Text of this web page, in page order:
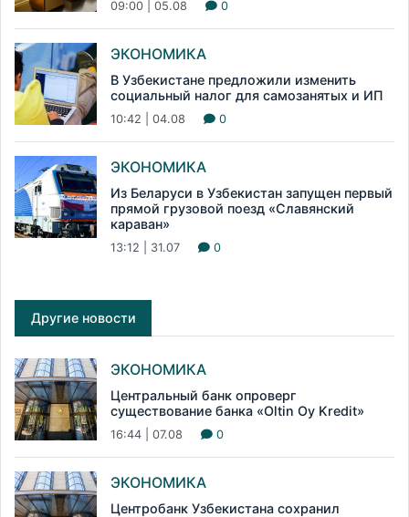
09:00 | 05.08 0
ЭКОНОМИКА
В Узбекистане предложили изменить
социальный налог для самозанятых и ИП
10:42 | 04.08 0
ЭКОНОМИКА
Из Беларуси в Узбекистан запущен первый
прямой грузовой поезд «Славянский
караван»
13:12 | 31.07 0
Другие новости
ЭКОНОМИКА
Центральный банк опроверг
существование банка «Oltin Oy Kredit»
16:44 | 07.08 0
ЭКОНОМИКА
Центробанк Узбекистана сохранил